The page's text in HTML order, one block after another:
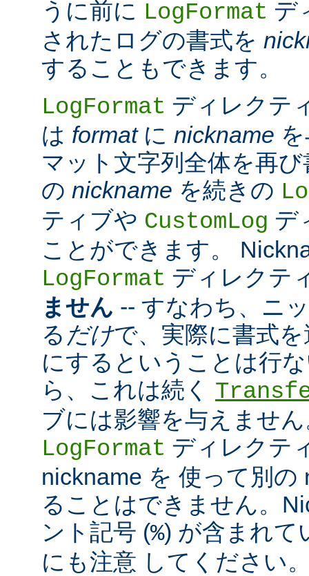
うに前に LogFormat デ
されたログの書式を
することもできます。
LogFormat ディレクテ
は formatに nickname
マット文字列全体を再
の nickname を続きの
ティブや CustomLog デ
ことができます。
LogFormat ディレクテ
ません -- すなわち、ニ
る だけで、実際に書式
にするということは行
ら、これは続く
ブには影響を与えませ
LogFormat ディレクテ
nickname を 使って別の
ることはできません。
ント記号 (%) が含まれて
にも注意 してください